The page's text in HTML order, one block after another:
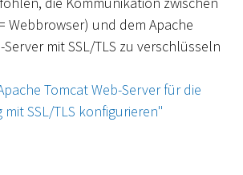
Webbrowser) und dem Apache
Server mit SSL/TLS zu verschlüsseln
Tomcat Web-Server für die
SSL/TLS konfigurieren"